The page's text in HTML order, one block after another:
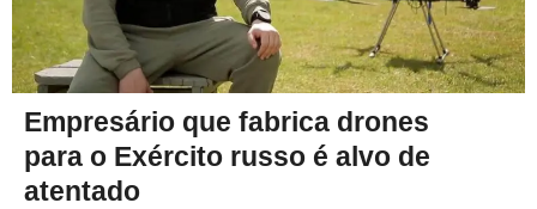
Empresário que fabrica drones
para o Exército russo é alvo de
atentado